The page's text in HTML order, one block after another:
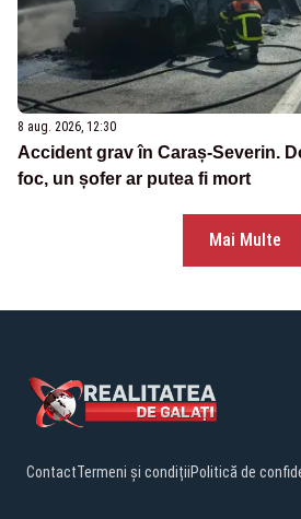
8 aug. 2026, 12:30
Accident grav în Caraș-Severin.
foc, un șofer ar putea fi mort
Mai Multe
ContactTermeni și condițiiPolitică de